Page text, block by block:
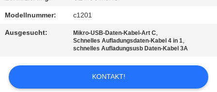
Modellnummer: c1201
Ausgesucht: Mikro-USB-Daten-Kabel-Art C,
Schnelles Aufladungsdaten-Kabel 4 in 1,
schnelles Aufladungsusb Daten-Kabel 3A
KONTAKT!